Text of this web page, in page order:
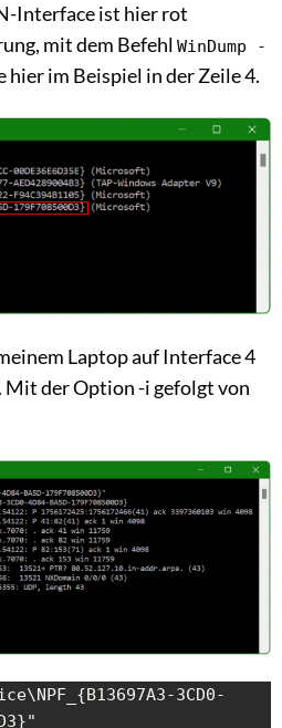
Interface ist hier rot
mit dem Befehl WinDump -
hier im Beispiel in der Zeile 4.
Laptop auf Interface 4
Mit der Option -i gefolgt von
3CD0-